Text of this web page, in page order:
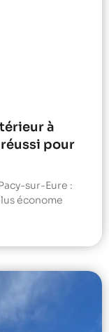
à
pour
sur-Eure :
économe